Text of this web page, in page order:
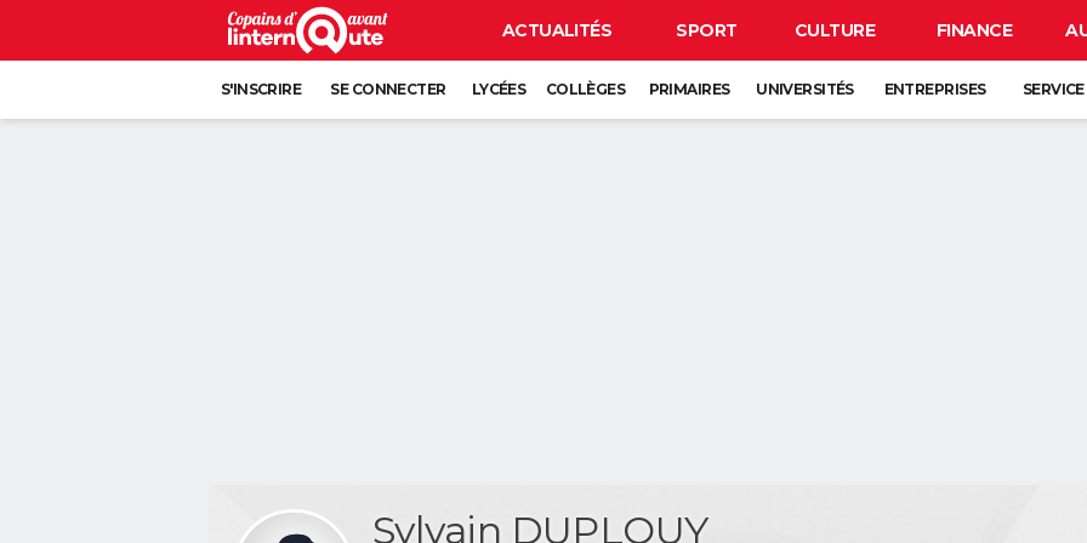
ACTUALITÉS SPORT CULTURE FINANCE
S'INSCRIRE SE CONNECTER LYCÉES COLLÈGES PRIMAIRES UNIVERSITÉS ENTREPRISES
Sylvain DUPLOUY